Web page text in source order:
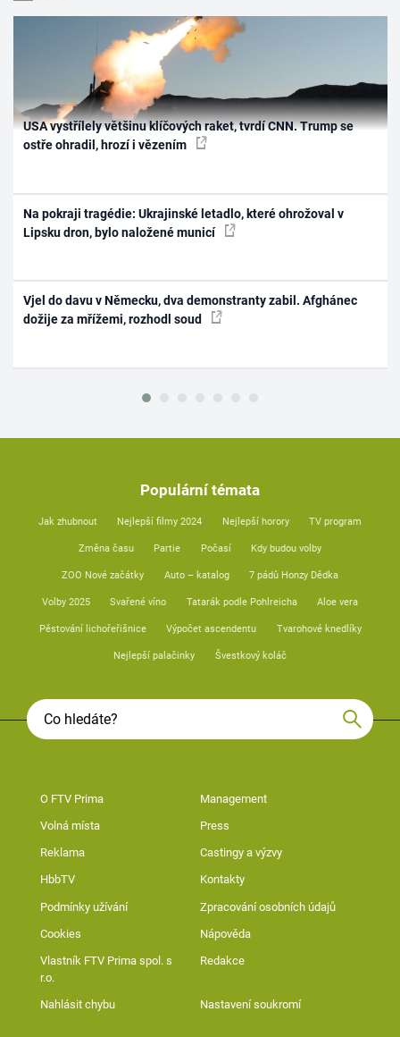
USA vystřílely většinu klíčových raket, tvrdí CNN. Trump se
ostře ohradil, hrozí i vězením
Na pokraji tragédie: Ukrajinské letadlo, které ohrožoval v
Lipsku dron, bylo naložené municí
Vjel do davu v Německu, dva demonstranty zabil. Afghánec
dožije za mřížemi, rozhodl soud
Populární témata
Jak zhubnout Nejlepší filmy 2024 Nejlepší horory TV program
Změna času Partie Počasí Kdy budou volby
ZOO Nové začátky Auto – katalog 7 pádů Honzy Dědka
Volby 2025 Svařené víno Tatarák podle Pohlreicha Aloe vera
Pěstování lichořeřišnice Výpočet ascendentu Tvarohové knedlíky
Nejlepší palačinky Švestkový koláč
O FTV Prima Management
Volná místa Press
Reklama Castingy a výzvy
HbbTV Kontakty
Podmínky užívání Zpracování osobních údajů
Cookies Nápověda
Vlastník FTV Prima spol. s
r.o.
Redakce
Nahlásit chybu Nastavení soukromí